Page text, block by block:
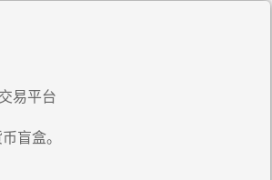
易平台
盲盒。